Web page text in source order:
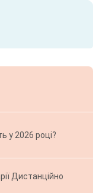
у 2026 році?
Дистанційно